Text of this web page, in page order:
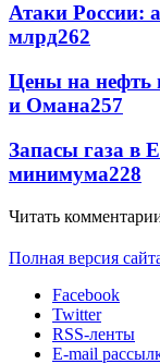
Атаки России:
млрд262
Цены на нефть
и Омана257
Запасы газа в
минимума228
Читать
Полная версия
Facebook
Twitter
RSS-ленты
E-mail